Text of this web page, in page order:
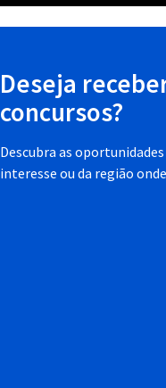
Deseja
concursos?
Descubra as
interesse ou da região